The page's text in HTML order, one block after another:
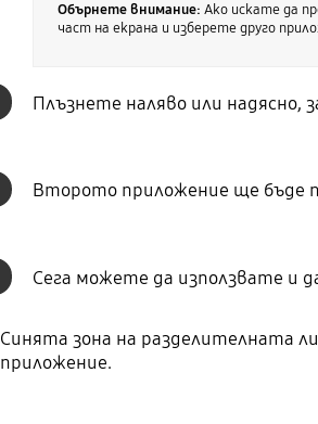
Обърнете внимание: Ако искате да
част на екрана и изберете друго
Плъзнете наляво или
Второто приложение ще бъде
Сега можете да използвате и
Синята зона на разделителната
приложение.